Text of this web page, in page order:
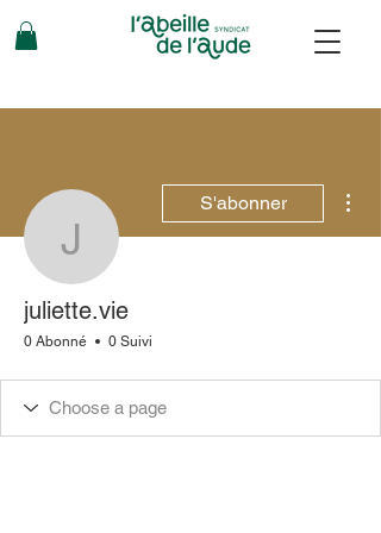
juliette.vie
S'abonner
juliette.vie
0 Abonné 0 Suivi